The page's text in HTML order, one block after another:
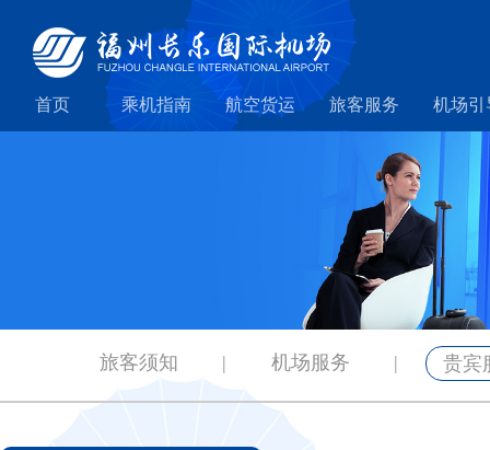
首页 乘机指南 航空货运 旅客服务 机场引
旅客须知 | 机场服务 | 贵宾